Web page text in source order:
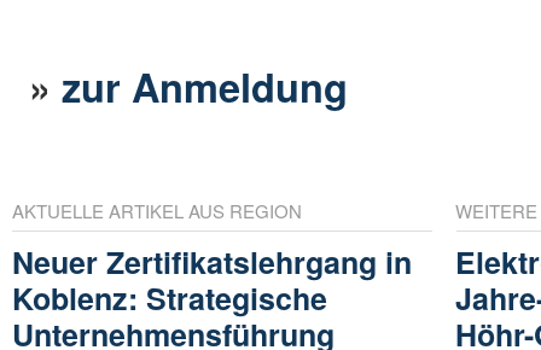
»zur Anmeldung
AKTUELLE ARTIKEL AUS REGION
Neuer Zertifikatslehrgang in
Koblenz: Strategische
Unternehmensführung